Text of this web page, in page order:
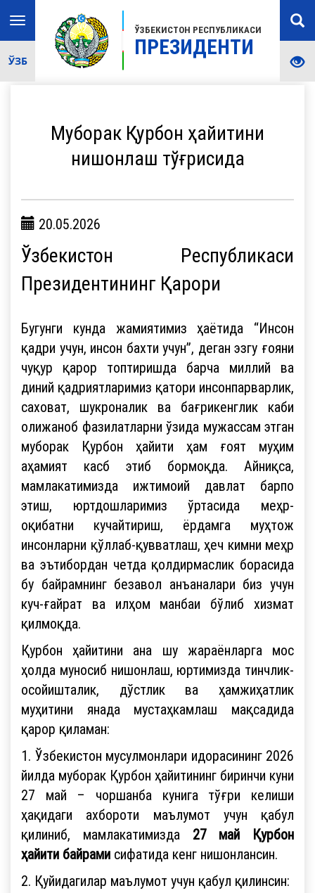
ЎЗБЕКИСТОН РЕСПУБЛИКАСИ
ПРЕЗИДЕНТИ
Toggle
navigation
ЎЗБ
Муборак Қурбон ҳайитини
нишонлаш тўғрисида
20.05.2026
Ўзбекистон Республикаси
Президентининг Қарори
Бугунги кунда жамиятимиз ҳаётида “Инсон
қадри учун, инсон бахти учун”, деган эзгу ғояни
чуқур қарор топтиришда барча миллий ва
диний қадриятларимиз қатори инсонпарварлик,
саховат, шукроналик ва бағрикенглик каби
олижаноб фазилатларни ўзида мужассам этган
муборак Қурбон ҳайити ҳам ғоят муҳим
аҳамият касб этиб бормоқда. Айниқса,
мамлакатимизда ижтимоий давлат барпо
этиш, юртдошларимиз ўртасида меҳр-
оқибатни кучайтириш, ёрдамга муҳтож
инсонларни қўллаб-қувватлаш, ҳеч кимни меҳр
ва эътибордан четда қолдирмаслик борасида
бу байрамнинг безавол анъаналари биз учун
куч-ғайрат ва илҳом манбаи бўлиб хизмат
қилмоқда.
Қурбон ҳайитини ана шу жараёнларга мос
ҳолда муносиб нишонлаш, юртимизда тинчлик-
осойишталик, дўстлик ва ҳамжиҳатлик
муҳитини янада мустаҳкамлаш мақсадида
қарор қиламан:
1. Ўзбекистон мусулмонлари идорасининг 2026
йилда муборак Қурбон ҳайитининг биринчи куни
27 май – чоршанба кунига тўғри келиши
ҳақидаги ахбороти маълумот учун қабул
қилиниб, мамлакатимизда 27 май Қурбон
ҳайити байрами сифатида кенг нишонлансин.
2. Қуйидагилар маълумот учун қабул қилинсин: